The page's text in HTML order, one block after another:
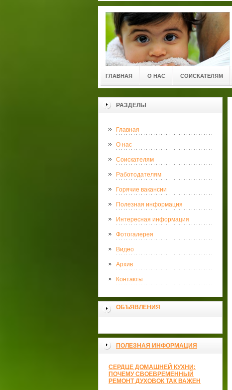
ГЛАВНАЯ О НАС СОИСКАТЕЛЯМ
РАЗДЕЛЫ
Главная
О нас
Соискателям
Работодателям
Горячие вакансии
Полезная информация
Интересная информация
Фотогалерея
Видео
Архив
Контакты
ОБЪЯВЛЕНИЯ
ПОЛЕЗНАЯ ИНФОРМАЦИЯ
СЕРДЦЕ ДОМАШНЕЙ КУХНИ:
ПОЧЕМУ СВОЕВРЕМЕННЫЙ
РЕМОНТ ДУХОВОК ТАК ВАЖЕН